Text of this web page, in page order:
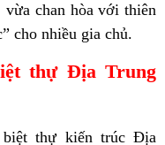
chan hòa với thiên
cho nhiều gia chủ.
thự Địa Trung
biệt thự kiến trúc Địa